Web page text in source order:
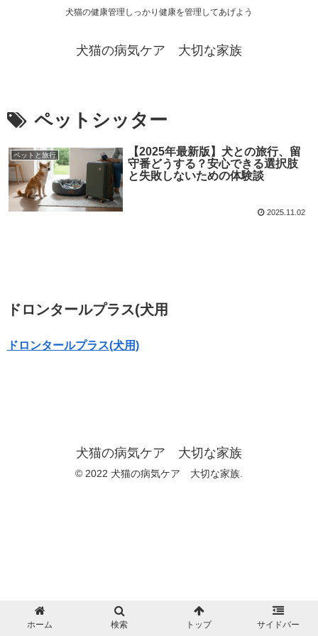
犬猫の健康管理しっかり健康を管理してあげよう
犬猫の病気ケア 大切な家族
ペットシッター
ペットと旅行
【2025年最新版】犬との旅行、留
守番どうする？安心できる選択肢
と失敗しないための体験談
2025.11.02
ドロンタールプラス(犬用
ドロンタールプラス(犬用)
犬猫の病気ケア 大切な家族
© 2022 犬猫の病気ケア 大切な家族.
ホーム 検索 トップ サイドバー